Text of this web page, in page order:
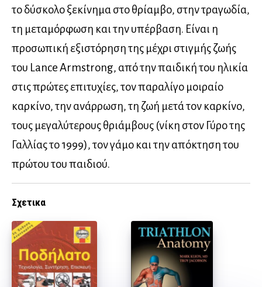
το δύσκολο ξεκίνημα στο θρίαμβο, στην τραγωδία,
τη μεταμόρφωση και την υπέρβαση. Είναι η
προσωπική εξιστόρηση της μέχρι στιγμής ζωής
του Lance Armstrong, από την παιδική του ηλικία
στις πρώτες επιτυχίες, τον παραλίγο μοιραίο
καρκίνο, την ανάρρωση, τη ζωή μετά τον καρκίνο,
τους μεγαλύτερους θριάμβους (νίκη στον Γύρο της
Γαλλίας το 1999), τον γάμο και την απόκτηση του
πρώτου του παιδιού.
Σχετικα